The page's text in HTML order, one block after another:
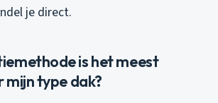
je direct.
is het meest
mijn type dak?